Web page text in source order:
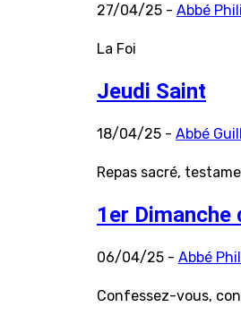
27/04/25 - Abbé
La Foi
Jeudi Saint
18/04/25 - Abbé
Repas sacré,
1er Dimanche
06/04/25 - Abbé
Confessez-vous,